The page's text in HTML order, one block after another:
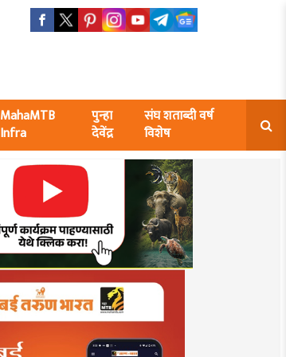
MahaMTB
Infra
पुन्हा
देवेंद्र
संघ शताब्दी वर्ष
विशेष